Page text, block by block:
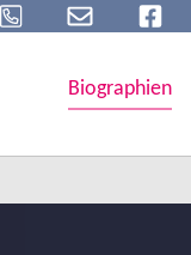
Biographien